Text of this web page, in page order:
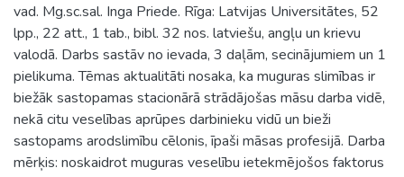
vad. Mg.sc.sal. Inga Priede. Rīga: Latvijas Universitātes, 52
lpp., 22 att., 1 tab., bibl. 32 nos. latviešu, angļu un krievu
valodā. Darbs sastāv no ievada, 3 daļām, secinājumiem un 1
pielikuma. Tēmas aktualitāti nosaka, ka muguras slimības ir
biežāk sastopamas stacionārā strādājošas māsu darba vidē,
nekā citu veselības aprūpes darbinieku vidū un bieži
sastopams arodslimību cēlonis, īpaši māsas profesijā. Darba
mērķis: noskaidrot muguras veselību ietekmējošos faktorus